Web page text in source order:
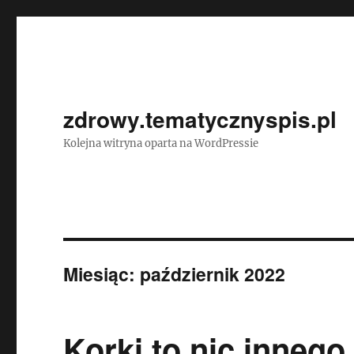
zdrowy.tematycznyspis.pl
Kolejna witryna oparta na WordPressie
Miesiąc: październik 2022